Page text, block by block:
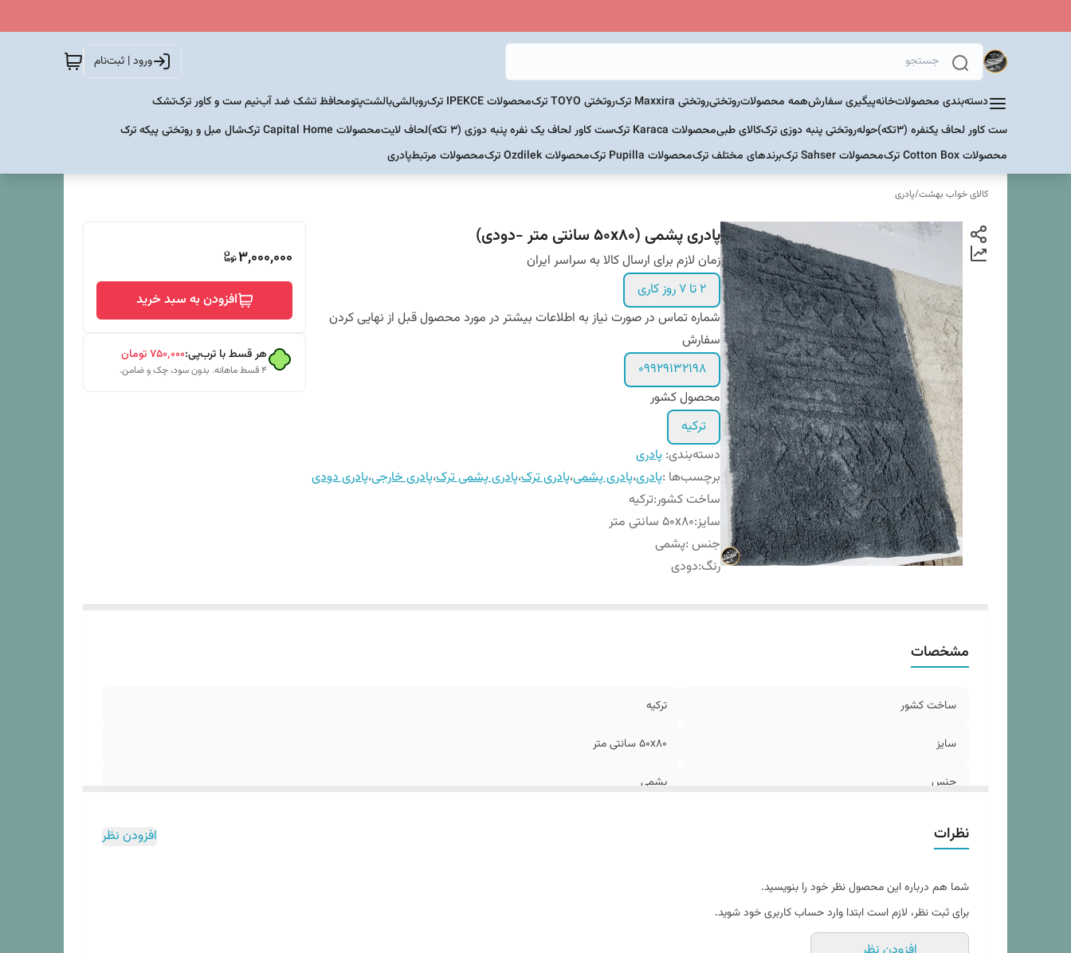
ورود | ثبت‌نام
دسته‌بندی محصولاتخانهپیگیری سفارشهمه محصولاتروتختیروتختی Maxxira ترک روتختی TOYO ترک محصولات IPEKCE ترک روبالشیبالشتپتومحافظ تشک ضد آبنیم ست و کاور ترکتشک
ست کاور لحاف یکنفره (۳تکه)
حولهروتختی پنبه دوزی ترککالای طبیمحصولات Karaca ترک ست کاور لحاف یک نفره پنبه دوزی (3 تکه) لحاف لایتمحصولات Capital Home ترک
شال مبل و روتختی پیکه ترک
محصولات Cotton Box ترک
محصولات Sahser ترک برندهای مختلف ترکمحصولات Pupilla ترک محصولات Ozdilek ترک محصولات مرتبطپادری
کالای خواب بهشت/پادری
پادری پشمی (50x80 سانتی متر -دودی)
زمان لازم برای ارسال کالا به سراسر ایران
2 تا 7 روز کاری
شماره تماس در صورت نیاز به اطلاعات بیشتر در مورد محصول قبل از نهایی کردن
سفارش
09929132198
محصول کشور
ترکیه
دسته‌بندی: پادری
برچسب‌ها :پادری،پادری پشمی،پادری ترک،پادری پشمی ترک،پادری خارجی،پادری دودی
ساخت کشور:ترکیه
سایز:50x80 سانتی متر
جنس :پشمی
رنگ:دودی
3,000,000
افزودن به سبد خرید
هر قسط با ترب‌پی:۷۵۰٬۰۰۰تومان
۴ قسط ماهانه. بدون سود، چک و ضامن.
مشخصات
ساخت کشور ترکیه
سایز 50x80 سانتی متر
جنس پشمی
نظرات افزودن نظر
شما هم درباره این محصول نظر خود را بنویسید.
برای ثبت نظر، لازم است ابتدا وارد حساب کاربری خود شوید.